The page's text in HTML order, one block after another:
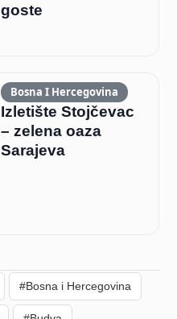
goste
Bosna I Hercegovina
Izletište Stojčevac
– zelena oaza
Sarajeva
#Bosna i Hercegovina